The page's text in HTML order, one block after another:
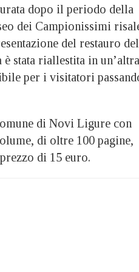
dopo il periodo della
dei Campionissimi
del restauro
stata riallestita in un’altra
per i visitatori
di Novi Ligure con
di oltre 100 pagine,
di 15 euro.